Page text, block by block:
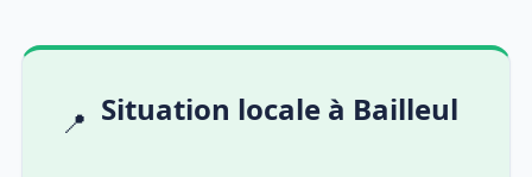
📍 Situation locale à Bailleul